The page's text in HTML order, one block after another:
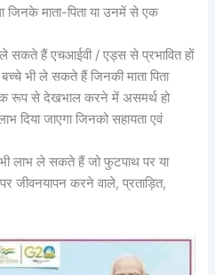
जिनके माता-पिता या उनमें से एक
सकते हैं एचआईवी / एड्स से प्रभावित हों
भी ले सकते हैं जिनकी माता पिता
रूप से देखभाल करने में असमर्थ हो
दिया जाएगा जिनको सहायता एवं
भी लाभ ले सकते हैं जो फुटपाथ पर या
जीवनयापन करने वाले, प्रताड़ित,